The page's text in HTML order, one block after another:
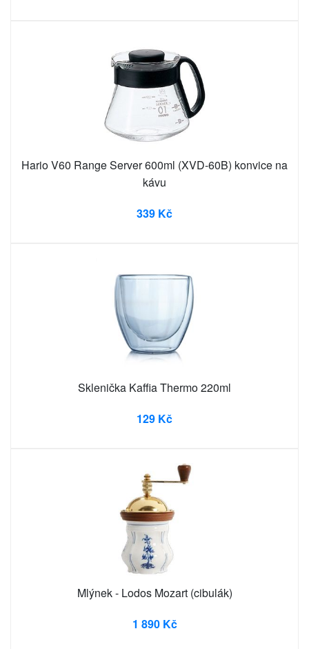
Hario V60 Range Server 600ml (XVD-60B) konvice na
kávu
339 Kč
Sklenička Kaffia Thermo 220ml
129 Kč
Mlýnek - Lodos Mozart (cibulák)
1 890 Kč